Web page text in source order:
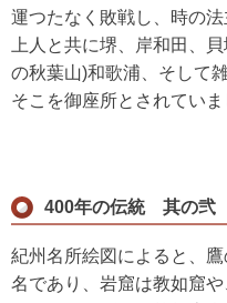
運つたなく敗戦し、時の
上人と共に堺、岸和田、
の秋葉山)和歌浦、そして
そこを御座所とされていま
400年の伝統 其の弐
紀州名所絵図によると、
名であり、岩窟は教如窟